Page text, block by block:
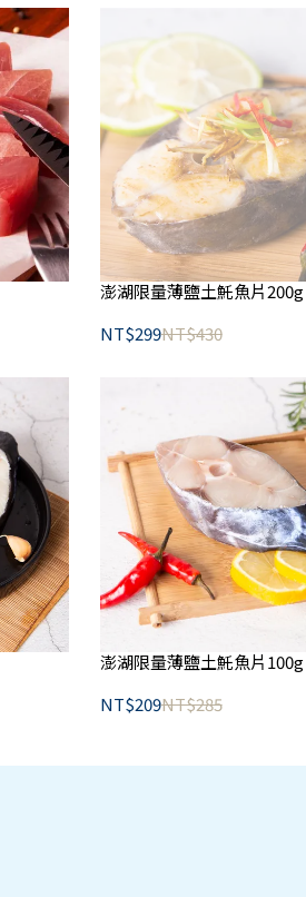
澎湖限量薄鹽土魠魚片200g
NT$299NT$430
澎湖限量薄鹽土魠魚片100g
NT$209NT$285